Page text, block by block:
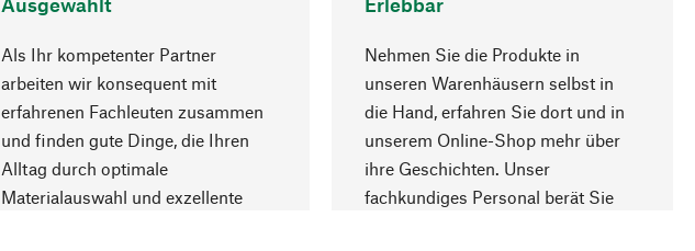
Als Ihr kompetenter Partner
arbeiten wir konsequent mit
erfahrenen Fachleuten zusammen
und finden gute Dinge, die Ihren
Alltag durch optimale
Materialauswahl und exzellente
Nehmen Sie die Produkte in
unseren Warenhäusern selbst in
die Hand, erfahren Sie dort und in
unserem Online-Shop mehr über
ihre Geschichten. Unser
fachkundiges Personal berät Sie